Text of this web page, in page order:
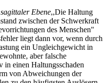
Ebene,,Die Haltung
zwischen der Schwerkraft
des Menschen"
liegt dann vor, wenn durch
ein Ungleichgewicht in
aber falsche
in einen Haltungsschaden
von Abweichungen der